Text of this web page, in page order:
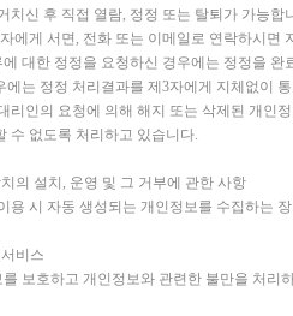
치신 후 직접 열람, 정정 또는 탈퇴가 가능합
에게 서면, 전화 또는 이메일로 연락하시면
대한 정정을 요청하신 경우에는 정정을
에는 정정 처리결과를 제3자에게 지체없이
리인의 요청에 의해 해지 또는 삭제된 개인
수 없도록 처리하고 있습니다.
의 설치, 운영 및 그 거부에 관한 사항
용 시 자동 생성되는 개인정보를 수집하는
비스
보호하고 개인정보와 관련한 불만을 처